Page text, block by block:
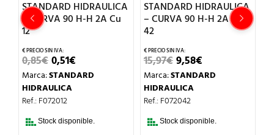
STANDARD HIDRAULICA
– CURVA 90 H-H 2A Cu
12
0,85€EL
PRECIO
ORIGINAL
ERA:
0,85€.
0,51€PRECIO
ACTUAL
Marca:STANDARD
HIDRAULICA
Ref.: F072012
Stock disponible.
STANDARD HIDRAULICA
– CURVA 90 H-H 2A Cu
42
15,97€EL
PRECIO
ORIGINAL
ERA:
15,97€.
9,58€PRECIO
ACTUAL
Marca:STANDARD
HIDRAULICA
Ref.: F072042
Stock disponible.